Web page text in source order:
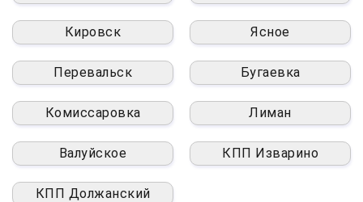
Кировск Ясное
Перевальск Бугаевка
Комиссаровка Лиман
Валуйское КПП Изварино
КПП Должанский